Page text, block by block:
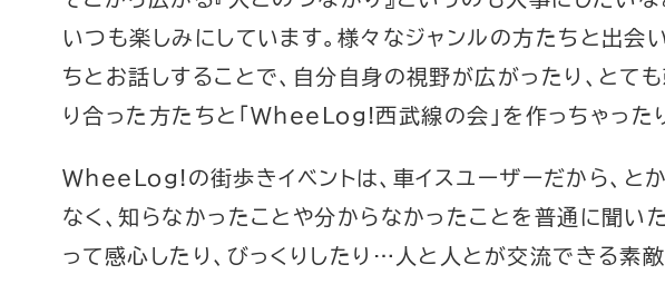
いつも楽しみにしています。様々なジャンルの方たちと出会
ちとお話しすることで、自分自身の視野が広がったり、とて
り合った方たちと「WheeLog!西武線の会」を作っちゃった
WheeLog!の街歩きイベントは、車イスユーザーだから、とか
なく、知らなかったことや分からなかったことを普通に聞いた
って感心したり、びっくりしたり…人と人とが交流できる素敵